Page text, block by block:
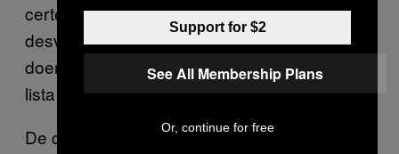
certeza desse mecanismo. Ter barba ruiva
desviante nunca esteve ligado a qualquer
doença mortal, então, está bem abaixo na
lista de prioridades dos pesquisadores.
De qualquer forma, é possível ter um irmão
Support for $2
See All Membership Plans
Or, continue for free